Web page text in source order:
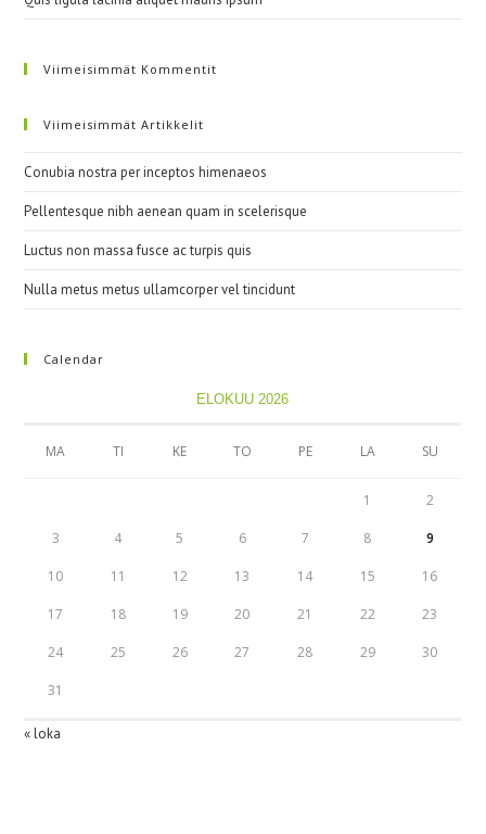
Viimeisimmät Kommentit
Viimeisimmät Artikkelit
Conubia nostra per inceptos himenaeos
Pellentesque nibh aenean quam in scelerisque
Luctus non massa fusce ac turpis quis
Nulla metus metus ullamcorper vel tincidunt
Calendar
ELOKUU 2026
MA TI KE TO PE LA SU
1 2
3 4 5 6 7 8 9
10 11 12 13 14 15 16
17 18 19 20 21 22 23
24 25 26 27 28 29 30
31
« loka